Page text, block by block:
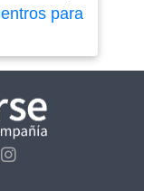
para